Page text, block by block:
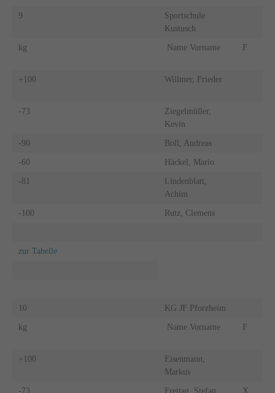
9
Sportschule
Kustusch
kg Name Vorname F
+100 Willmer, Frieder
-73
Ziegelmüller,
Kevin
-90 Boll, Andreas
-60 Häckel, Mario
-81
Lindenblatt,
Achim
-100 Rutz, Clemens
zur Tabelle
10 KG JF Pforzheim
kg Name Vorname F
+100
Eisenmann,
Markus
-73 Freitag, Stefan X